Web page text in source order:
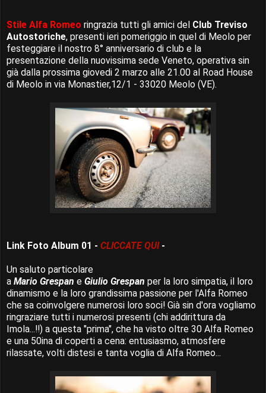
Stile Alfa Romeo ringrazia tutti gli amici del Club Treviso
Autostoriche, presenti ieri pomeriggio in quel di Meolo per
festeggiare il nostro 8° anniversario di club e la
presentazione della nuovissima sede Veneto, operativa sin
già dalla prossima giovedi 2 marzo alle 21.00 al Road House
di Meolo in via Monastier,12/1 - 33020 Meolo (VE).
Link Foto Album 01 - CLICCATE QUI-
Un saluto particolare
a Mario Grespan e Giulio Grespan per la loro simpatia, il loro
dinamismo e la loro grandissima passione per l'Alfa Romeo
che sa coinvolgere numerosi loro soci! Già sin d'ora vogliamo
ringraziare tutti i numerosi presenti (chi addirittura da
Imola...!!) a questa "prima", che ha visto oltre 30 Alfa Romeo
e una 50ina di coperti a cena: entusiasmo, atmosfere
rilassate, volti distesi e tanta voglia di Alfa Romeo...